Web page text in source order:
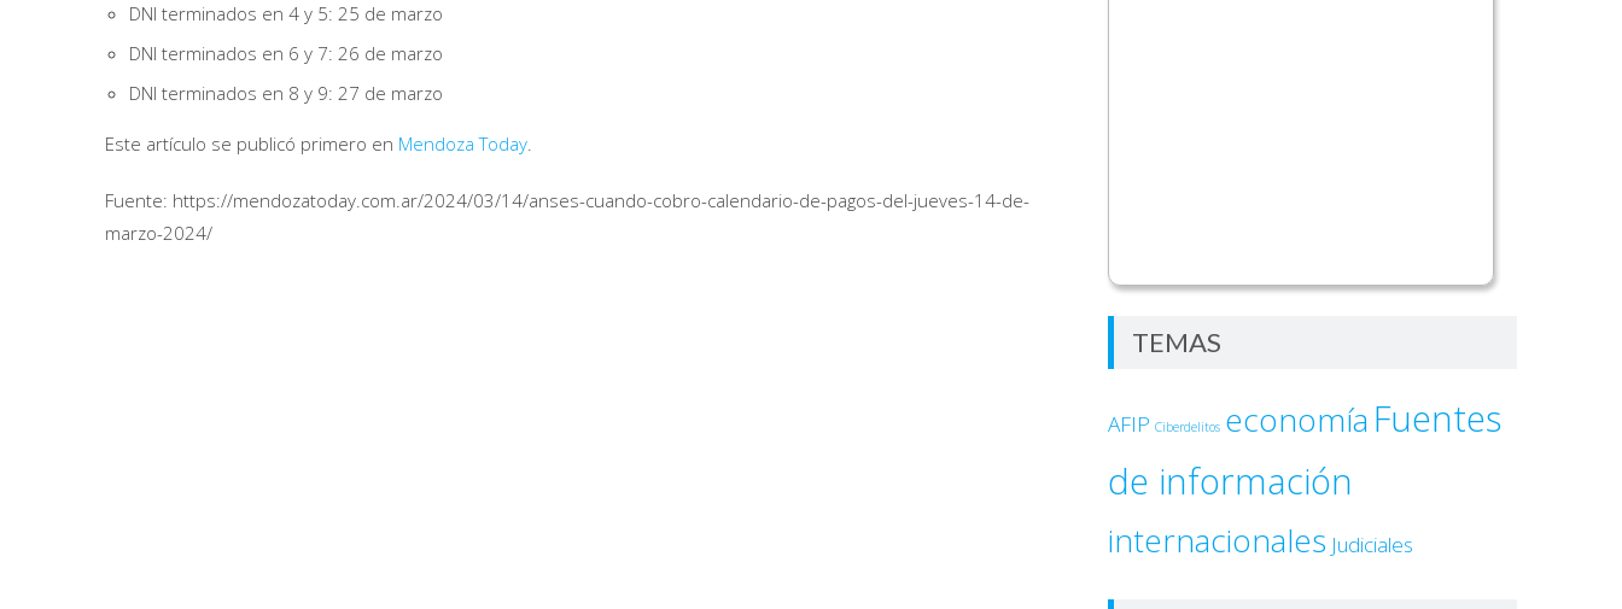
DNI terminados en 4 y 5: 25 de marzo
DNI terminados en 6 y 7: 26 de marzo
DNI terminados en 8 y 9: 27 de marzo
Este artículo se publicó primero en Mendoza Today.
Fuente: https://mendozatoday.com.ar/2024/03/14/anses-cuando-cobro-calendario-de-pagos-del-jueves-14-de-
marzo-2024/
TEMAS
AFIP Ciberdelitos economía Fuentes
de información
internacionales Judiciales